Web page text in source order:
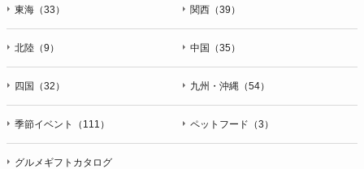
東海（33） 関西（39）
北陸（9） 中国（35）
四国（32） 九州・沖縄（54）
季節イベント（111） ペットフード（3）
グルメギフトカタログ